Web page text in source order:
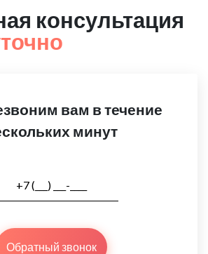
консультация
вам в течение
минут
Обратный звонок